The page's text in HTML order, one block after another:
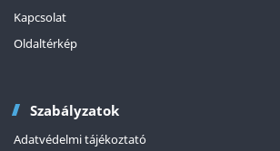
Kapcsolat
Oldaltérkép
Szabályzatok
Adatvédelmi tájékoztató